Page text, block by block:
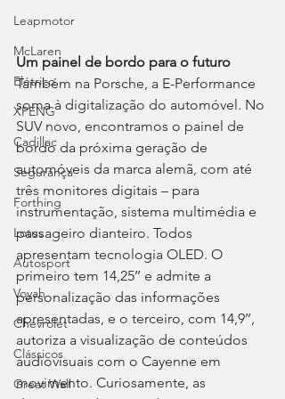
Leapmotor
McLaren
Elétrico
XPENG
Cadillac
Segurança
Forthing
Lotus
Autosport
Voyah
Chevrolet
Clássicos
Great Wall
Um painel de bordo para o futuro
Também na Porsche, a E-Performance
soma à digitalização do automóvel. No
SUV novo, encontramos o painel de
bordo da próxima geração de
automóveis da marca alemã, com até
três monitores digitais – para
instrumentação, sistema multimédia e
passageiro dianteiro. Todos
apresentam tecnologia OLED. O
primeiro tem 14,25’’ e admite a
personalização das informações
apresentadas, e o terceiro, com 14,9’’,
autoriza a visualização de conteúdos
audiovisuais com o Cayenne em
movimento. Curiosamente, as